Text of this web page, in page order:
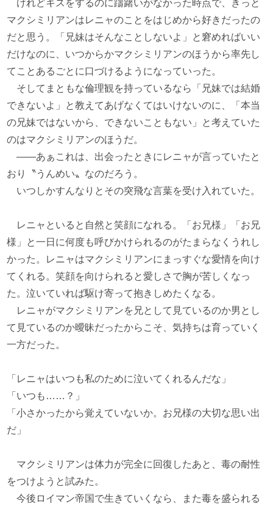
けれどキスをするのに躊躇いがなかった時点で、きっと
マクシミリアンはレニャのことをはじめから好きだったの
だと思う。「兄妹はそんなことしないよ」と窘めればいい
だけなのに、いつからかマクシミリアンのほうから率先し
てことあるごとに口づけるようになっていった。
そしてまともな倫理観を持っているなら「兄妹では結婚
できないよ」と教えてあげなくてはいけないのに、「本当
の兄妹ではないから、できないこともない」と考えていた
のはマクシミリアンのほうだ。
――あぁこれは、出会ったときにレニャが言っていたと
おり〝うんめい〟なのだろう。
いつしかすんなりとその突飛な言葉を受け入れていた。
レニャといると自然と笑顔になれる。「お兄様」「お兄
様」と一日に何度も呼びかけられるのがたまらなくうれし
かった。レニャはマクシミリアンにまっすぐな愛情を向け
てくれる。笑顔を向けられると愛しさで胸が苦しくなっ
た。泣いていれば駆け寄って抱きしめたくなる。
レニャがマクシミリアンを兄として見ているのか男とし
て見ているのか曖昧だったからこそ、気持ちは育っていく
一方だった。
「レニャはいつも私のために泣いてくれるんだな」
「いつも……？」
「小さかったから覚えていないか。お兄様の大切な思い出
だ」
マクシミリアンは体力が完全に回復したあと、毒の耐性
をつけようと試みた。
今後ロイマン帝国で生きていくなら、また毒を盛られる